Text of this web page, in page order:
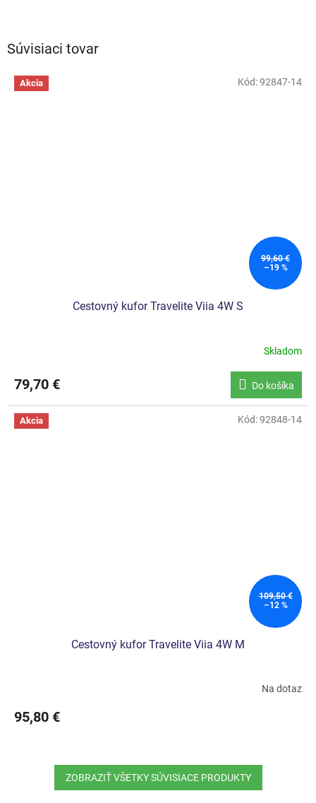
Súvisiaci tovar
Akcia
99,60 €
–19 %
Cestovný kufor Travelite Viia 4W S
Skladom
79,70 € Do košíka
Kód:92847-14
Akcia
109,50 €
–12 %
Cestovný kufor Travelite Viia 4W M
Na dotaz
95,80 €
Kód:92848-14
ZOBRAZIŤ VŠETKY SÚVISIACE PRODUKTY